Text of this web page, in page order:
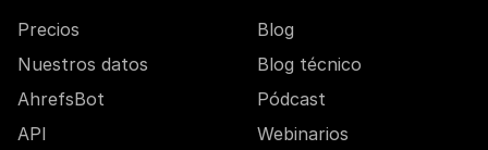
Precios
Nuestros datos
AhrefsBot
API
Blog
Blog técnico
Pódcast
Webinarios